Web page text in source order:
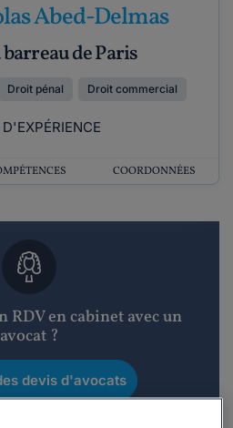
Abed-Delmas
de Paris
Droit pénal Droit commercial
D'EXPÉRIENCE
COORDONNÉES
RDV en cabinet avec un
avocat ?
devis d'avocats